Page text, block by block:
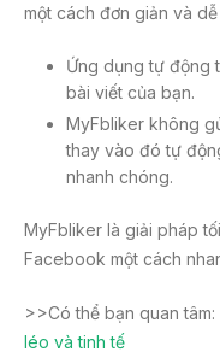
một cách đơn giản và
Ứng dụng tự động
bài viết của bạn.
MyFbliker không
thay vào đó tự
nhanh chóng.
MyFbliker là giải pháp
Facebook một cách
>>Có thể bạn quan tâm:
léo và tinh tế